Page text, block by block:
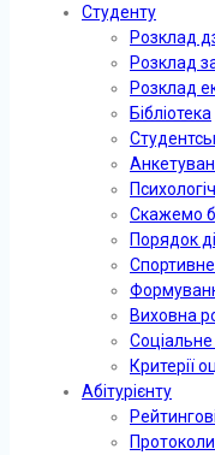
Студенту
Розклад
Розклад
Розклад
Бібліотека
Скажемо
Порядок
Виховна
Критерії
Абітурієнту